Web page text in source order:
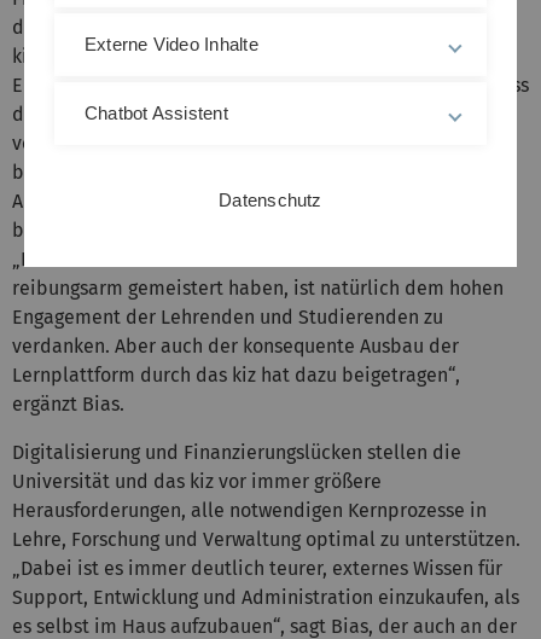
diese zentrale Lernplattform. Alexander Bias betreut im
kiz die Software Moodle und ist auch in der weltweiten
Entwickler-Community aktiv. „Open-Source bedeutet, dass
der Quellcode eines Systems öffentlich ist und frei
verwendet werden darf“, so Alexander Bias. Jedoch
bedeute frei nicht gleich kostenlos, denn die
Anwendungen müssen von IT-Expertinnen und Experten
betrieben, unterhalten und weiterentwickelt werden.
„Dass wir das Online-Sommersemester mit Moodle so
reibungsarm gemeistert haben, ist natürlich dem hohen
Engagement der Lehrenden und Studierenden zu
verdanken. Aber auch der konsequente Ausbau der
Lernplattform durch das kiz hat dazu beigetragen“,
ergänzt Bias.
Digitalisierung und Finanzierungslücken stellen die
Universität und das kiz vor immer größere
Herausforderungen, alle notwendigen Kernprozesse in
Lehre, Forschung und Verwaltung optimal zu unterstützen.
„Dabei ist es immer deutlich teurer, externes Wissen für
Support, Entwicklung und Administration einzukaufen, als
es selbst im Haus aufzubauen“, sagt Bias, der auch an der
Externe Video Inhalte
Chatbot Assistent
Datenschutz